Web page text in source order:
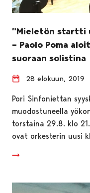
”Mieletön startti
– Paolo Poma
suoraan solistina
28 elokuun, 2019
Pori Sinfoniettan
muodostuneella
torstaina 29.8. klo
ovat orkesterin uusi